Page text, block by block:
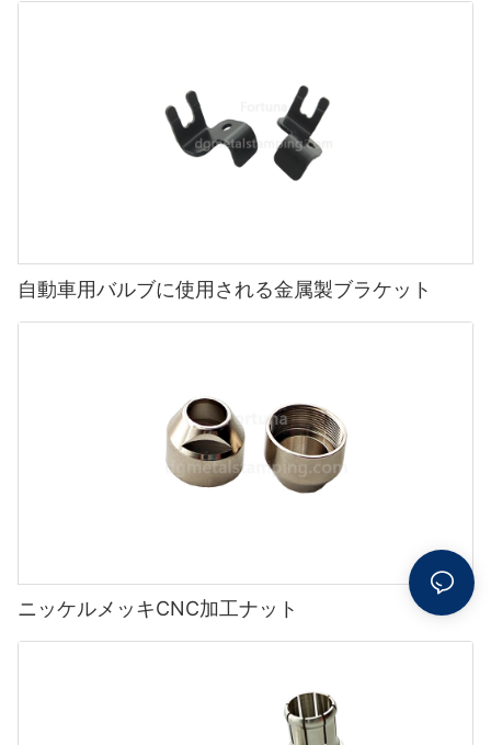
自動車用バルブに使用される金属製ブラケット
ニッケルメッキCNC加工ナット